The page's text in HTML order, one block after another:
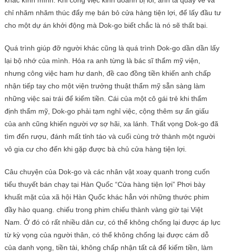
chỉ nhăm nhăm thúc đẩy mẹ bán bỏ cửa hàng tiện lợi, để lấy đầu tư
cho một dự án khởi động mà Dok-go biết chắc là nó sẽ thất bại.
Quá trình giúp đỡ người khác cũng là quá trình Dok-go dần dần lấy
lại bộ nhớ của mình. Hóa ra anh từng là bác sĩ thẩm mỹ viện,
nhưng công việc ham hư danh, đề cao đồng tiền khiến anh chấp
nhận tiếp tay cho một viện trưởng thuật thẩm mỹ sẵn sàng làm
những việc sai trái để kiếm tiền. Cái của một cô gái trẻ khi thẩm
định thẩm mỹ, Dok-go phải tạm nghỉ việc, cộng thêm sự ẩn giấu
của anh cũng khiến người vợ sợ hãi, xa lánh. Thất vọng Dok-go đã
tìm đến rượu, đánh mất tỉnh táo và cuối cùng trở thành một người
vô gia cư cho đến khi gặp được bà chủ cửa hàng tiện lợi.
Câu chuyện của Dok-go và các nhân vật xoay quanh trong cuốn
tiểu thuyết bán chạy tại Hàn Quốc “Cửa hàng tiện lợi” Phơi bày
khuất mặt của xã hội Hàn Quốc khác hẳn với những thước phim
đầy hào quang. chiếu trong phim chiếu thành vàng giờ tại Việt
Nam. Ở đó có rất nhiều dân cư, có thể không chống lại được áp lực
từ kỳ vọng của người thân, có thể không chống lại được cám dỗ
của danh vọng, tiền tài, không chấp nhận tất cả để kiếm tiền, làm